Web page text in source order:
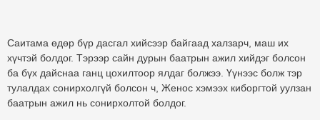
Саитама өдөр бүр дасгал хийсээр байгаад халзарч, маш их
хүчтэй болдог. Тэрээр сайн дурын баатрын ажил хийдэг болсон
ба бүх дайснаа ганц цохилтоор ялдаг болжээ. Үүнээс болж тэр
тулалдах сонирхолгүй болсон ч, Женос хэмээх киборгтой уулзан
баатрын ажил нь сонирхолтой болдог.